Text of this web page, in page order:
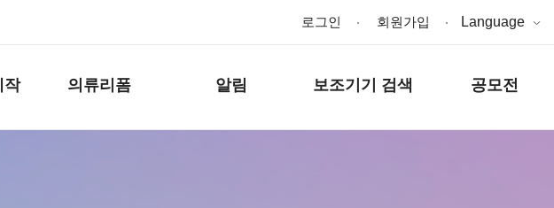
로그인 회원가입 Language
작 의류리폼 알림 보조기기 검색 공모전